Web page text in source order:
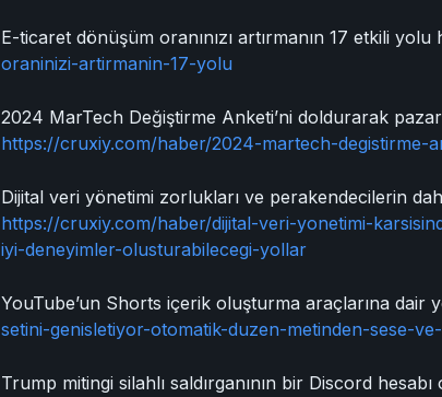
E-ticaret dönüşüm oranınızı artırmanın 17 etkili
oraninizi-artirmanin-17-yolu
2024 MarTech Değiştirme Anketi’ni doldurarak
https://cruxiy.com/haber/2024-martech-degistirme-
Dijital veri yönetimi zorlukları ve perakendecilerin
https://cruxiy.com/haber/dijital-veri-yonetimi-
iyi-deneyimler-olusturabilecegi-yollar
YouTube’un Shorts içerik oluşturma araçlarına dair
setini-genisletiyor-otomatik-duzen-metinden-sese-
Trump mitingi silahlı saldırganının bir Discord